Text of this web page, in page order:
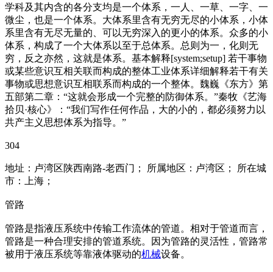
学科及其内含的各分支均是一个体系，一人、一草、一字、一
微尘，也是一个体系。大体系里含有无穷无尽的小体系，小体
系里含有无尽无量的、可以无穷深入的更小的体系。众多的小
体系，构成了一个大体系以至于总体系。总则为一，化则无
穷，反之亦然，这就是体系。基本解释[system;setup] 若干事物
或某些意识互相关联而构成的整体工业体系详细解释若干有关
事物或思想意识互相联系而构成的一个整体。魏巍《东方》第
五部第二章：“这就会形成一个完整的防御体系。”秦牧《艺海
拾贝·核心》：“我们写作任何作品，大的小的，都必须努力以
共产主义思想体系为指导。”
304
地址：卢湾区陕西南路-老西门； 所属地区：卢湾区； 所在城
市：上海；
管路
管路是指液压系统中传输工作流体的管道。相对于管道而言，
管路是一种合理安排的管道系统。因为管路的灵活性，管路常
被用于液压系统等靠液体驱动的机械设备。